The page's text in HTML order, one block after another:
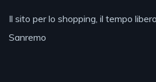
Il sito per lo shopping, il tempo
Sanremo